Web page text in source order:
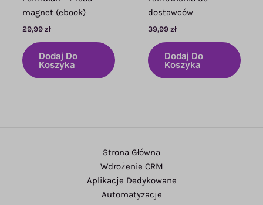
magnet (ebook)
29,99 zł
Dodaj Do
Koszyka
dostawców
39,99 zł
Dodaj Do
Koszyka
Strona Główna
Wdrożenie CRM
Aplikacje Dedykowane
Automatyzacje